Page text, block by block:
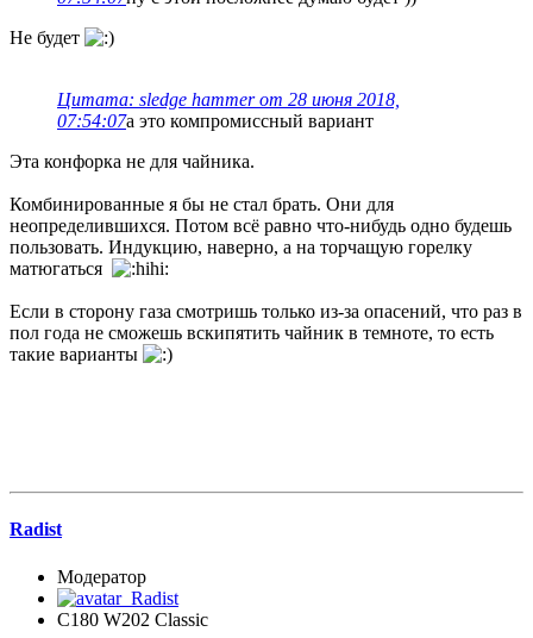
Не будет
Цитата: sledge hammer от 28 июня 2018,
07:54:07а это компромиссный вариант
Эта конфорка не для чайника.
Комбинированные я бы не стал брать. Они для
неопределившихся. Потом всё равно что-нибудь одно будешь
пользовать. Индукцию, наверно, а на торчащую горелку
матюгаться
Если в сторону газа смотришь только из-за опасений, что раз в
пол года не сможешь вскипятить чайник в темноте, то есть
такие варианты
Radist
Модератор
C180 W202 Classic